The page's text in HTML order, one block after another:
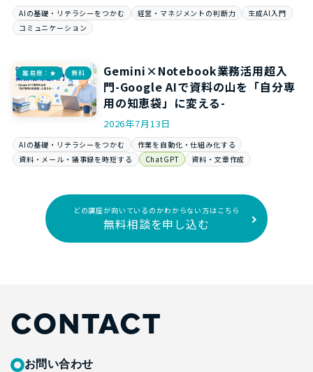
AIの基礎・リテラシーをつかむ 経営・マネジメントの判断力
生成AI入門
コミュニケーション
難易度：★ 無料
Gemini×Notebook業務活用超入
門-Google AIで資料の山を「自分専
用の知恵袋」に変える-
2026年7月13日
AIの基礎・リテラシーをつかむ
作業を自動化・仕組み化する
資料・メール・議事録を時短する
ChatGPT 資料・文章作成
どの講座が向いているのかわからない方はこちら
無料相談を申し込む
CONTACT
お問い合わせ